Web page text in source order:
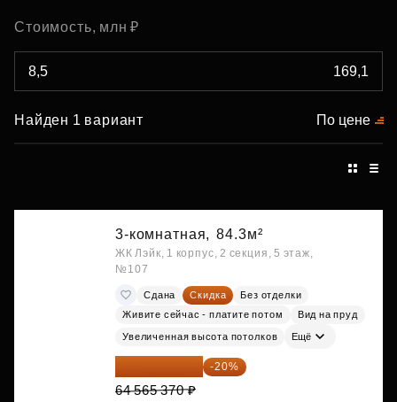
Стоимость, млн ₽
Найден 1 вариант По цене
3-комнатная, 84.3м²
ЖК Лэйк, 1 корпус, 2 секция, 5 этаж,
№107
Сдана Скидка
Без отделки
Живите сейчас - платите потом
Вид на пруд
Увеличенная высота потолков Ещё
51 652 296 ₽ -20%
64 565 370 ₽